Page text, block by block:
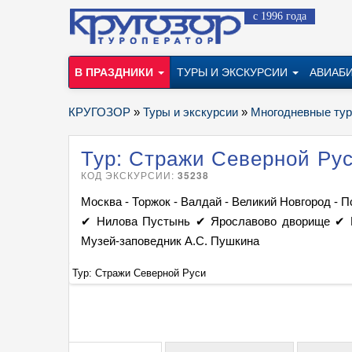
с 1996 года
В ПРАЗДНИКИ ТУРЫ И ЭКСКУРСИИ
КРУГОЗОР » Туры и экскурсии » Многодневные
Тур: Стражи Северной
КОД ЭКСКУРСИИ:35238
Москва - Торжок - Валдай - Великий Новгород -
✔ Нилова Пустынь ✔ Ярославово дворище ✔
Музей-заповедник А.С. Пушкина
Тур: Стражи Северной Руси